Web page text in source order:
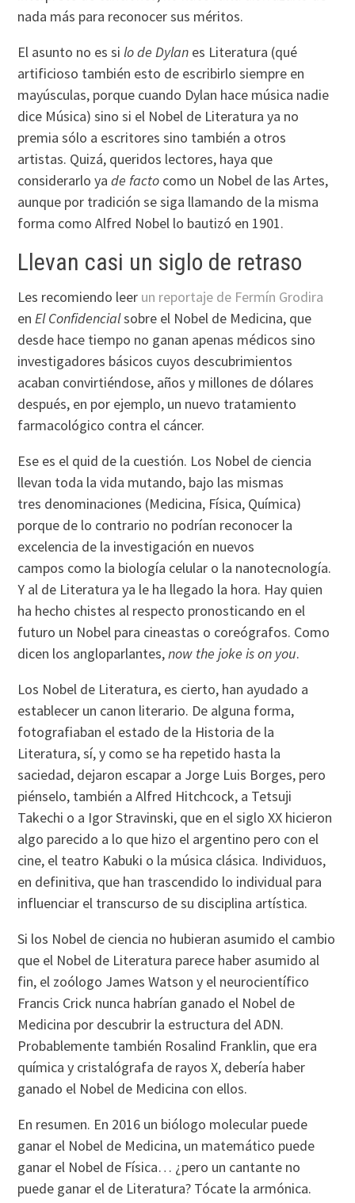
nada más para reconocer sus méritos.
El asunto no es silo de Dylan es Literatura (qué
artificioso también esto de escribirlo siempre en
mayúsculas, porque cuando Dylan hace música nadie
dice Música) sino si el Nobel de Literatura ya no
premia sólo a escritores sino también a otros
artistas. Quizá, queridos lectores, haya que
considerarlo yade facto como un Nobel de las Artes,
aunque por tradición se siga llamando de la misma
forma como Alfred Nobel lo bautizó en 1901.
Llevan casi un siglo de retraso
Les recomiendo leer un reportaje de Fermín Grodira
enEl Confidencialsobre el Nobel de Medicina, que
desde hace tiempo no ganan apenas médicos sino
investigadores básicos cuyos descubrimientos
acaban convirtiéndose, años y millones de dólares
después, en por ejemplo, un nuevo tratamiento
farmacológico contra el cáncer.
Ese es el quid de la cuestión. Los Nobel de ciencia
llevan toda la vida mutando, bajo las mismas
tres denominaciones (Medicina, Física, Química)
porque de lo contrario no podrían reconocer la
excelencia de la investigación en nuevos
campos como la biología celular o la nanotecnología.
Y al de Literatura ya le ha llegado la hora. Hay quien
ha hecho chistes al respecto pronosticando en el
futuro un Nobel para cineastas o coreógrafos. Como
dicen los angloparlantes,now the joke is on you.
Los Nobel de Literatura, es cierto, han ayudado a
establecer un canon literario. De alguna forma,
fotografiaban el estado de la Historia de la
Literatura, sí, y como se ha repetido hasta la
saciedad, dejaron escapar a Jorge Luis Borges, pero
piénselo, también a Alfred Hitchcock, a Tetsuji
Takechi o a Igor Stravinski, que en el siglo XX hicieron
algo parecido a lo que hizo el argentino pero con el
cine, el teatro Kabuki o la música clásica. Individuos,
en definitiva, que han trascendido lo individual para
influenciar el transcurso de su disciplina artística.
Si los Nobel de ciencia no hubieran asumido el cambio
que el Nobel de Literatura parece haber asumido al
fin, el zoólogo James Watson y el neurocientífico
Francis Crick nunca habrían ganado el Nobel de
Medicina por descubrir la estructura del ADN.
Probablemente también Rosalind Franklin, que era
química y cristalógrafa de rayos X, debería haber
ganado el Nobel de Medicina con ellos.
En resumen. En 2016 un biólogo molecular puede
ganar el Nobel de Medicina, un matemático puede
ganar el Nobel de Física… ¿pero un cantante no
puede ganar el de Literatura? Tócate la armónica.